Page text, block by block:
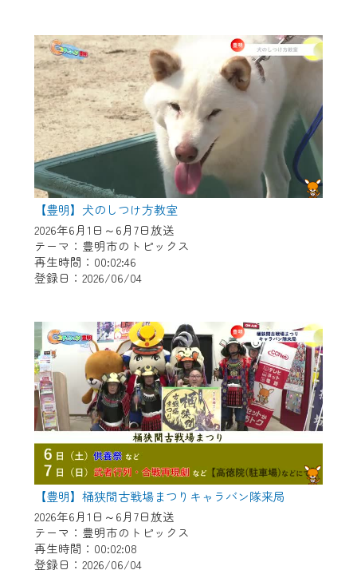
【豊明】犬のしつけ方教室
2026年6月1日～6月7日放送
テーマ：豊明市のトピックス
再生時間：00:02:46
登録日：2026/06/04
【豊明】桶狭間古戦場まつりキャラバン隊来局
2026年6月1日～6月7日放送
テーマ：豊明市のトピックス
再生時間：00:02:08
登録日：2026/06/04